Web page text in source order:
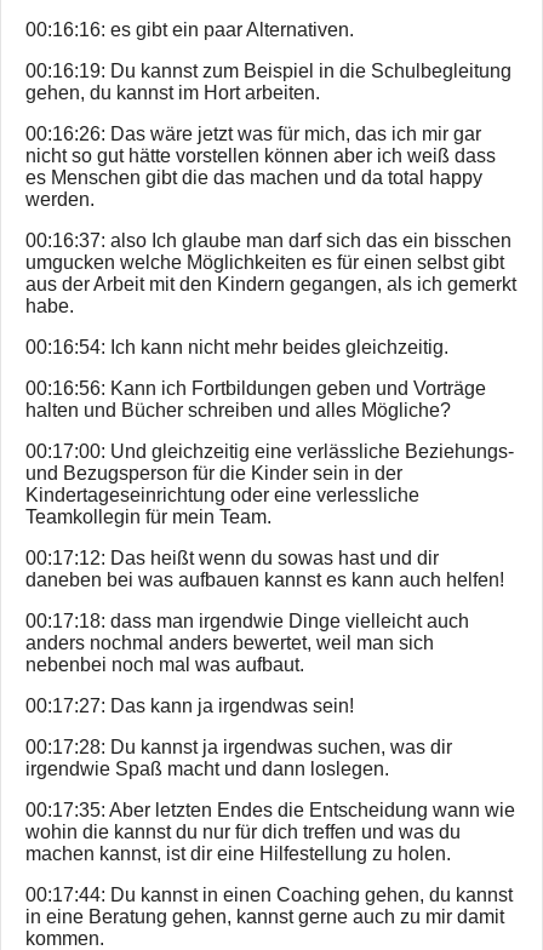
00:16:16: es gibt ein paar Alternativen.
00:16:19: Du kannst zum Beispiel in die Schulbegleitung
gehen, du kannst im Hort arbeiten.
00:16:26: Das wäre jetzt was für mich, das ich mir gar
nicht so gut hätte vorstellen können aber ich weiß dass
es Menschen gibt die das machen und da total happy
werden.
00:16:37: also Ich glaube man darf sich das ein bisschen
umgucken welche Möglichkeiten es für einen selbst gibt
aus der Arbeit mit den Kindern gegangen, als ich gemerkt
habe.
00:16:54: Ich kann nicht mehr beides gleichzeitig.
00:16:56: Kann ich Fortbildungen geben und Vorträge
halten und Bücher schreiben und alles Mögliche?
00:17:00: Und gleichzeitig eine verlässliche Beziehungs-
und Bezugsperson für die Kinder sein in der
Kindertageseinrichtung oder eine verlessliche
Teamkollegin für mein Team.
00:17:12: Das heißt wenn du sowas hast und dir
daneben bei was aufbauen kannst es kann auch helfen!
00:17:18: dass man irgendwie Dinge vielleicht auch
anders nochmal anders bewertet, weil man sich
nebenbei noch mal was aufbaut.
00:17:27: Das kann ja irgendwas sein!
00:17:28: Du kannst ja irgendwas suchen, was dir
irgendwie Spaß macht und dann loslegen.
00:17:35: Aber letzten Endes die Entscheidung wann wie
wohin die kannst du nur für dich treffen und was du
machen kannst, ist dir eine Hilfestellung zu holen.
00:17:44: Du kannst in einen Coaching gehen, du kannst
in eine Beratung gehen, kannst gerne auch zu mir damit
kommen.